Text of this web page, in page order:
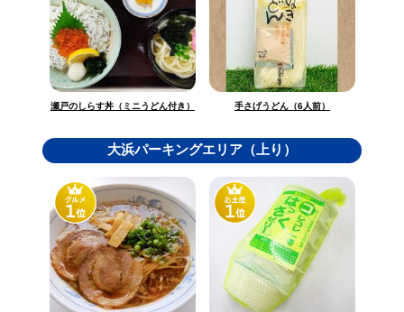
瀬戸のしらす丼（ミニうどん付き） 手さげうどん（6人前）
大浜パーキングエリア（上り）